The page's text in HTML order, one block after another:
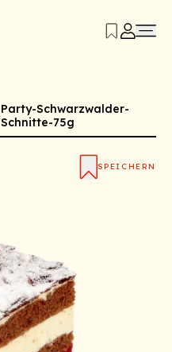
Party-Schwarzwalder-
Schnitte-75g
SPEICHERN